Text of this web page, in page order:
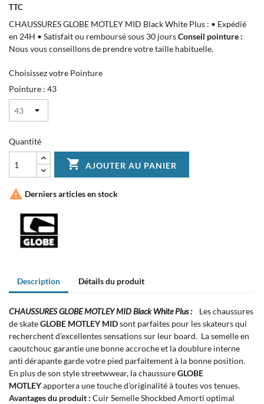
TTC
CHAUSSURES GLOBE MOTLEY MID Black White Plus : • Expédié
en 24H • Satisfait ou remboursé sous 30 joursConseil pointure :
Nous vous conseillons de prendre votre taille habituelle.
Choisissez votre Pointure
Pointure : 43
Quantité
 AJOUTER AU PANIER
 Derniers articles en stock
Description Détails du produit
CHAUSSURES GLOBE MOTLEY MID Black White Plus :
Les chaussures
de skateGLOBE MOTLEY MIDsont parfaites pour les skateurs qui
recherchent d'excellentes sensations sur leur board. La semelle en
caoutchouc garantie une bonne accroche et la doublure interne
anti dérapante garde votre pied parfaitement à la bonne position.
En plus de son style streetwwear, la chaussureGLOBE
MOTLEYapportera une touche d'originalité à toutes vos tenues.
Avantages du produit : Cuir Semelle Shockbed Amorti optimal